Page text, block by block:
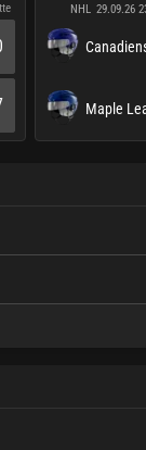
NHL 29.09.26
Maple